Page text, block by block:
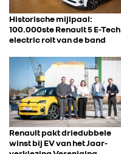
Historische mijlpaal:
100.000ste Renault 5 E-Tech
electric rolt van de band
Renault pakt driedubbele
winst bij EV van het Jaar-